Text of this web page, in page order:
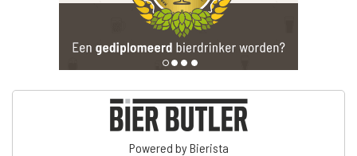
Powered by Bierista